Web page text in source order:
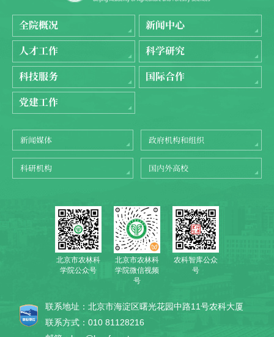
全院概况
新闻中心
人才工作
科学研究
科技服务
国际合作
党建工作
新闻媒体 政府机构和组织
科研机构 国内外高校
北京市农林科
学院公众号
北京市农林科
学院微信视频
号
农科智库公众
号
联系地址：北京市海淀区曙光花园中路11号农科大厦
联系方式：010 81128216